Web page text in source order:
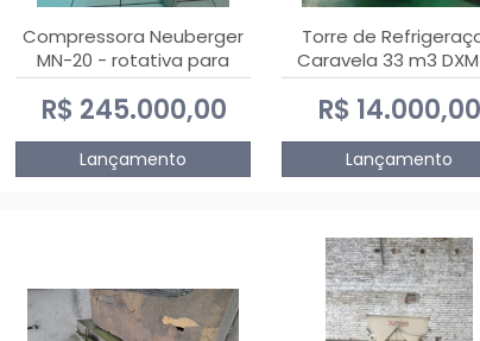
Compressora Neuberger
MN-20 - rotativa para
produção de
comprimidos
R$ 245.000,00
Lançamento
Torre de
Caravela 33 m3 DXM
R$ 14.000,00
Lançamento